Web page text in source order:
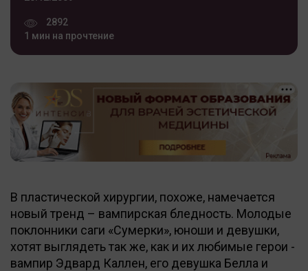
2892
1 мин на прочтение
В пластической хирургии, похоже, намечается
новый тренд – вампирская бледность. Молодые
поклонники саги «Сумерки», юноши и девушки,
хотят выглядеть так же, как и их любимые герои -
вампир Эдвард Каллен, его девушка Белла и